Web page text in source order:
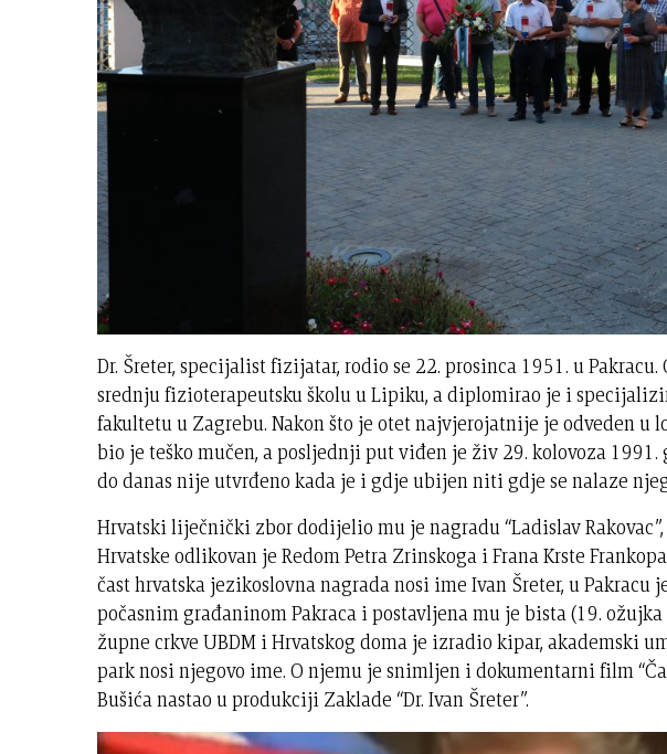
Dr. Šreter, specijalist fizijatar, rodio se 22. prosinca 1951. u
srednju fizioterapeutsku školu u Lipiku, a diplomirao je i
fakultetu u Zagrebu. Nakon što je otet najvjerojatnije je odveden u
bio je teško mučen, a posljednji put viđen je živ 29. kolovoza
do danas nije utvrđeno kada je i gdje ubijen niti gdje se nalaze
Hrvatski liječnički zbor dodijelio mu je nagradu “Ladislav
Hrvatske odlikovan je Redom Petra Zrinskoga i Frana Krste
čast hrvatska jezikoslovna nagrada nosi ime Ivan Šreter, u Pakracu
počasnim građaninom Pakraca i postavljena mu je bista (19.
župne crkve UBDM i Hrvatskog doma je izradio kipar, akademski
park nosi njegovo ime. O njemu je snimljen i dokumentarni film
Bušića nastao u produkciji Zaklade “Dr. Ivan Šreter”.